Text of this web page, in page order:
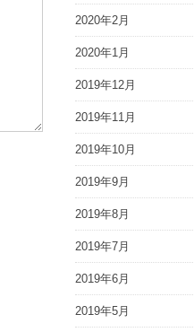
2020年2月
2020年1月
2019年12月
2019年11月
2019年10月
2019年9月
2019年8月
2019年7月
2019年6月
2019年5月